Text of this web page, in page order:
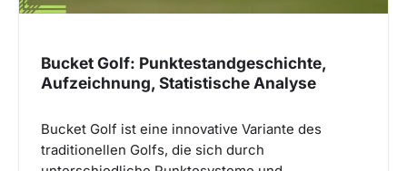
Bucket Golf: Punktestandgeschichte,
Aufzeichnung, Statistische Analyse
Bucket Golf ist eine innovative Variante des
traditionellen Golfs, die sich durch